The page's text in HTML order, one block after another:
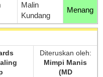
Malin
Kundang
Menang
Diteruskan oleh:
Mimpi Manis
(MD